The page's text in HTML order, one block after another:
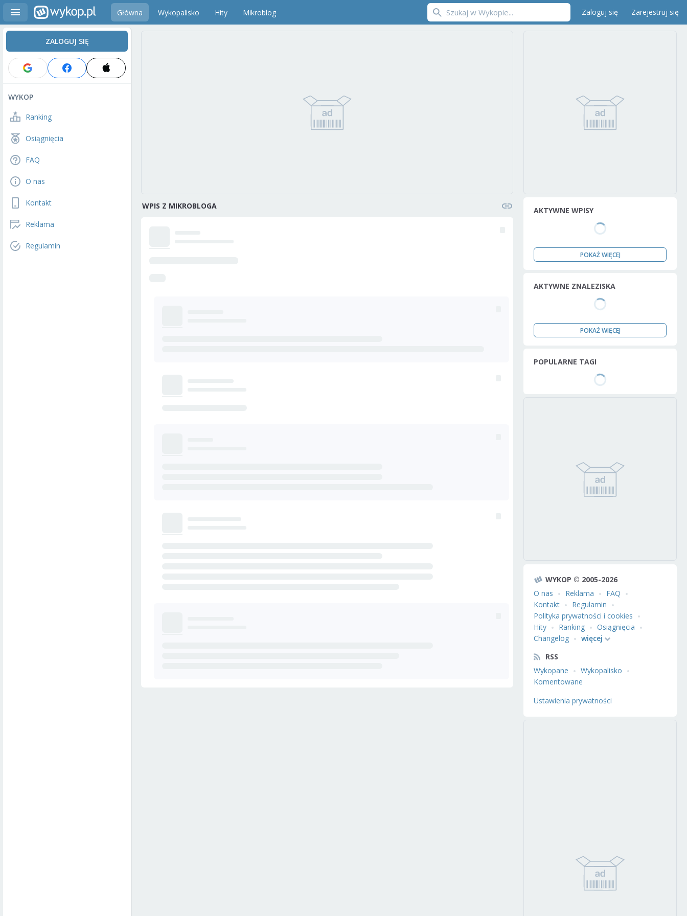
Główna Wykopalisko Hity Mikroblog Zaloguj się Zarejestruj się
ZALOGUJ SIĘ
WYKOP
Ranking
Osiągnięcia
FAQ
O nas
Kontakt
Reklama
Regulamin
WPIS Z MIKROBLOGA AKTYWNE WPISY
POKAŻ WIĘCEJ
AKTYWNE ZNALEZISKA
POKAŻ WIĘCEJ
POPULARNE TAGI
WYKOP © 2005-2026
O nas
Reklama
FAQ
Kontakt
Regulamin
Polityka prywatności i cookies
Hity
Ranking
Osiągnięcia
Changelog
więcej
RSS
Wykopane
Wykopalisko
Komentowane
Ustawienia prywatności